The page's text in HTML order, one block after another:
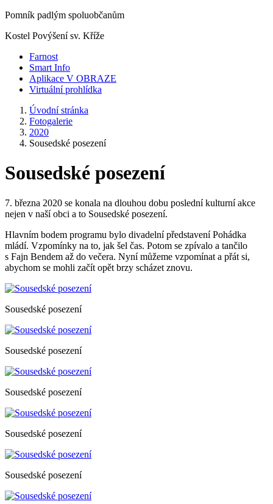
Pomník padlým spoluobčanům
Kostel Povýšení sv. Kříže
Farnost
Smart Info
Aplikace V OBRAZE
Virtuální prohlídka
Úvodní stránka
Fotogalerie
2020
Sousedské posezení
Sousedské posezení
7. března 2020 se konala na dlouhou dobu poslední kulturní akce
nejen v naší obci a to Sousedské posezení.
Hlavním bodem programu bylo divadelní představení Pohádka
mládí. Vzpomínky na to, jak šel čas. Potom se zpívalo a tančilo
s Fajn Bendem až do večera. Nyní můžeme vzpomínat a přát si,
abychom se mohli začít opět brzy scházet znovu.
Sousedské posezení
Sousedské posezení
Sousedské posezení
Sousedské posezení
Sousedské posezení